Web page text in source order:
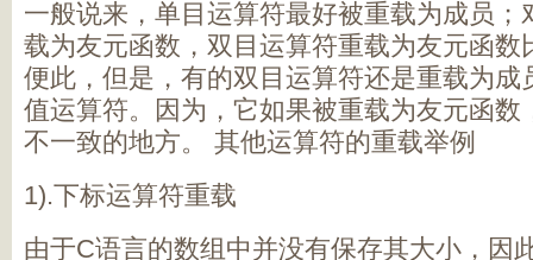
一般说来，单目运算符最好被重载为成员；
载为友元函数，双目运算符重载为友元函数
便此，但是，有的双目运算符还是重载为成
值运算符。因为，它如果被重载为友元函数
不一致的地方。 其他运算符的重载举例
1).下标运算符重载
由于C语言的数组中并没有保存其大小，因